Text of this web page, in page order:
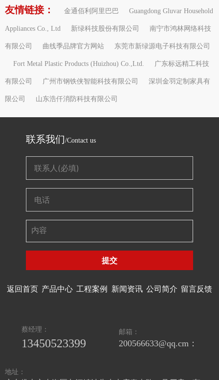
友情链接： 金通佰利阿里巴巴 Guangdong Gluvar Household
Appliances Co., Ltd 新绿科技股份有限公司 南宁市鸿林网络科技
有限公司 曲线季品牌官方网站 东莞市新绿源电子科技有限公司
Fort Metal Plastic Products (Huizhou) Co.,Ltd. 广东标远精工科技
有限公司 广州市钢铁侠智能科技有限公司 深圳金羽定制家具有
限公司 山东浩仟消防科技有限公司
联系我们/Contact us
提交
返回首页 产品中心 工程案例 新闻资讯 公司简介 留言反馈
蔡经理：
13450523399
邮箱：
200566633@qq.cm：
地址：